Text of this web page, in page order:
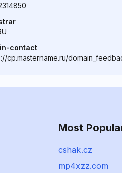
contact
cp.mastername.ru/
Most
cshak.cz
mp4xzz.com